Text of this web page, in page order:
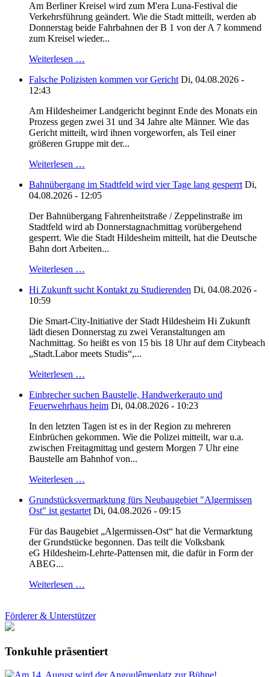
Am Berliner Kreisel wird zum M'era Luna-Festival die
Verkehrsführung geändert. Wie die Stadt mitteilt, werden ab
Donnerstag beide Fahrbahnen der B 1 von der A 7 kommend
zum Kreisel wieder...
Weiterlesen …
Falsche Polizisten kommen vor Gericht Di, 04.08.2026 -
12:43
Am Hildesheimer Landgericht beginnt Ende des Monats ein
Prozess gegen zwei 31 und 34 Jahre alte Männer. Wie das
Gericht mitteilt, wird ihnen vorgeworfen, als Teil einer
größeren Gruppe mit der...
Weiterlesen …
Bahnübergang im Stadtfeld wird vier Tage lang gesperrt Di,
04.08.2026 - 12:05
Der Bahnübergang Fahrenheitstraße / Zeppelinstraße im
Stadtfeld wird ab Donnerstagnachmittag vorübergehend
gesperrt. Wie die Stadt Hildesheim mitteilt, hat die Deutsche
Bahn dort Arbeiten...
Weiterlesen …
Hi Zukunft sucht Kontakt zu Studierenden Di, 04.08.2026 -
10:59
Die Smart-City-Initiative der Stadt Hildesheim Hi Zukunft
lädt diesen Donnerstag zu zwei Veranstaltungen am
Nachmittag. So heißt es von 15 bis 18 Uhr auf dem Citybeach
„Stadt.Labor meets Studis“,...
Weiterlesen …
Einbrecher suchen Baustelle, Handwerkerauto und
Feuerwehrhaus heim Di, 04.08.2026 - 10:23
In den letzten Tagen ist es in der Region zu mehreren
Einbrüchen gekommen. Wie die Polizei mitteilt, war u.a.
zwischen Freitagmittag und gestern Morgen 7 Uhr eine
Baustelle am Bahnhof von...
Weiterlesen …
Grundstücksvermarktung fürs Neubaugebiet "Algermissen
Ost" ist gestartet Di, 04.08.2026 - 09:15
Für das Baugebiet „Algermissen-Ost“ hat die Vermarktung
der Grundstücke begonnen. Das teilt die Volksbank
eG Hildesheim-Lehrte-Pattensen mit, die dafür in Form der
ABEG...
Weiterlesen …
Förderer & Unterstützer
Tonkuhle präsentiert